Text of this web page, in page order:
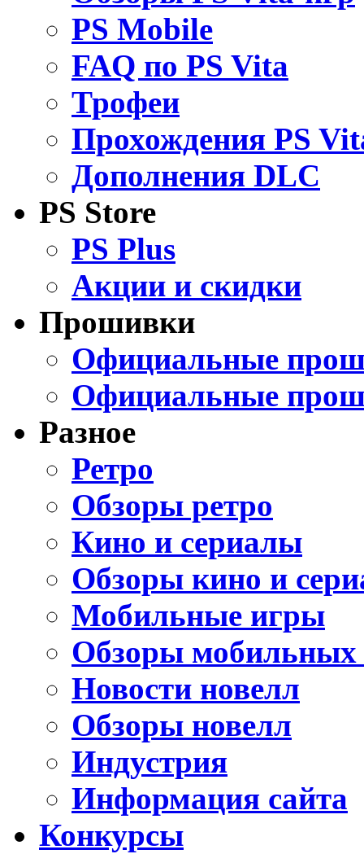
PS Mobile
FAQ по PS Vita
Трофеи
Прохождения PS
Дополнения DLC
PS Store
PS Plus
Акции и скидки
Прошивки
Официальные
Официальные
Разное
Ретро
Обзоры ретро
Кино и сериалы
Обзоры кино и
Мобильные игры
Обзоры мобильных
Новости новелл
Обзоры новелл
Индустрия
Информация сайта
Конкурсы